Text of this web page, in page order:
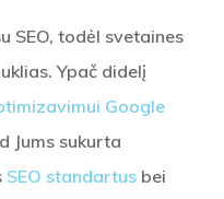
SEO, todėl svetaines
Ypač didelį
Google
Jums sukurta
SEO standartusbei